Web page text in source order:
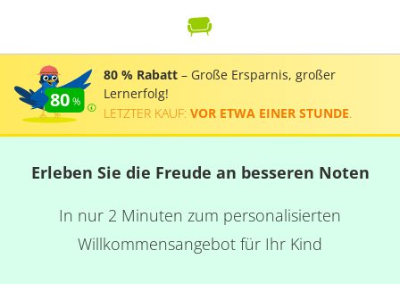
80
80 % Rabatt – Große Ersparnis, großer
Lernerfolg!
LETZTER KAUF: VOR ETWA EINER STUNDE
Erleben Sie die Freude an besseren Noten
In nur 2 Minuten zum personalisierten
Willkommensangebot für Ihr Kind